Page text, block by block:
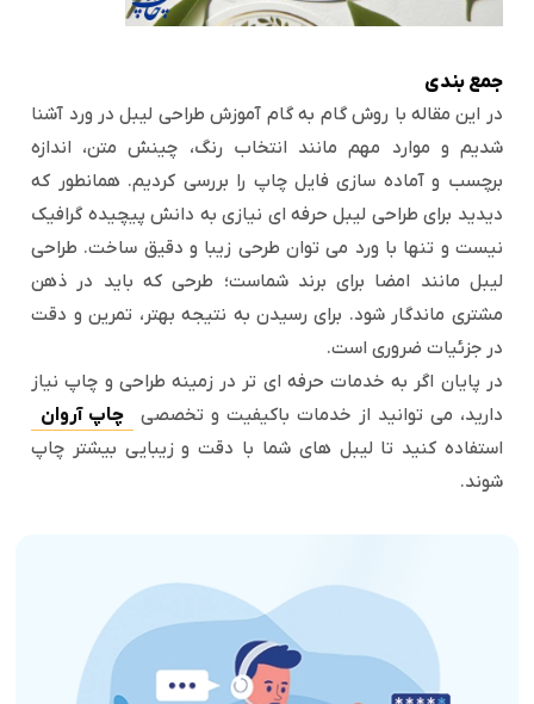
جمع بندی
در این مقاله با روش گام به گام آموزش طراحی لیبل در ورد آشنا
شدیم و موارد مهم مانند انتخاب رنگ، چینش متن، اندازه
برچسب و آماده سازی فایل چاپ را بررسی کردیم. همانطور که
دیدید برای طراحی لیبل حرفه ای نیازی به دانش پیچیده گرافیک
نیست و تنها با ورد می توان طرحی زیبا و دقیق ساخت. طراحی
لیبل مانند امضا برای برند شماست؛ طرحی که باید در ذهن
مشتری ماندگار شود. برای رسیدن به نتیجه بهتر، تمرین و دقت
در جزئیات ضروری است.
در پایان اگر به خدمات حرفه ای تر در زمینه طراحی و چاپ نیاز
دارید، می توانید از خدمات باکیفیت و تخصصی
چاپ آروان
استفاده کنید تا لیبل های شما با دقت و زیبایی بیشتر چاپ
شوند.